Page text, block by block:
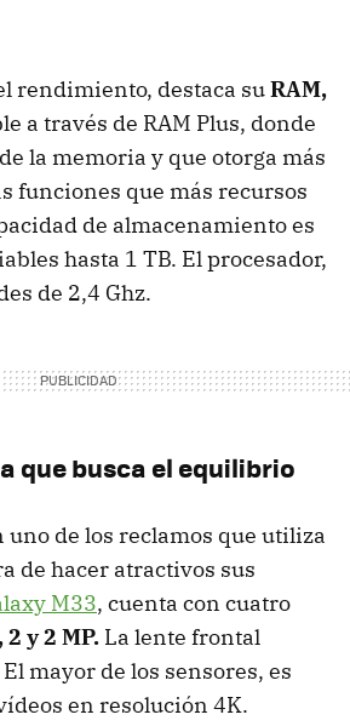
rendimiento, destaca suRAM,
a través de RAM Plus, donde
la memoria y que otorga más
funciones que más recursos
de almacenamiento es
hasta 1 TB. El procesador,
de 2,4 Ghz.
que busca el equilibrio
uno de los reclamos que utiliza
de hacer atractivos sus
M33, cuenta con cuatro
2 y 2 MP. La lente frontal
mayor de los sensores, es
en resolución 4K.